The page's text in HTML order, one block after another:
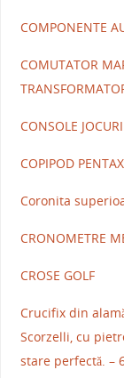
COMPONENTE
COMUTATOR
CONSOLE JOCURI
COPIPOD
Coronita
CRONOMETRE
CROSE GOLF
Crucifix din
Scorzelli, cu
stare perfectă. –